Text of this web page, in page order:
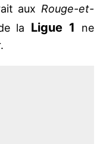
aux Rouge-et-
la Ligue 1
ne